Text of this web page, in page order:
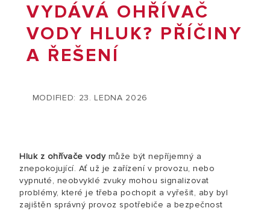
VYDÁVÁ OHŘÍVAČ
VODY HLUK? PŘÍČINY
A ŘEŠENÍ
MODIFIED: 23. LEDNA 2026
Hluk z ohřívače vodymůže být nepříjemný a
znepokojující. Ať už je zařízení v provozu, nebo
vypnuté, neobvyklé zvuky mohou signalizovat
problémy, které je třeba pochopit a vyřešit, aby byl
zajištěn správný provoz spotřebiče a bezpečnost